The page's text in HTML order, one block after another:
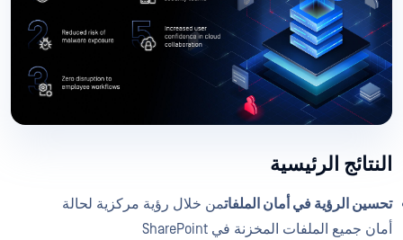
النتائج الرئيسية
تحسين الرؤية في أمان الملفاتمن خلال رؤية مركزية لحالة
أمان جميع الملفات المخزنة في SharePoint